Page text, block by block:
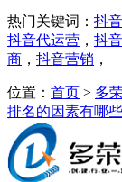
热门关键词： 抖
抖音代运营 ， 抖
商 ， 抖音营销 ，
位置： 首页 > 多
排名的因素有哪